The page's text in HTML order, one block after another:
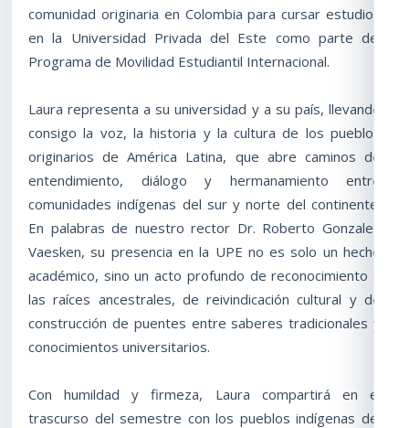
comunidad originaria en Colombia para cursar estudios
en la Universidad Privada del Este como parte del
Programa de Movilidad Estudiantil Internacional.
Laura representa a su universidad y a su país, llevando
consigo la voz, la historia y la cultura de los pueblos
originarios de América Latina, que abre caminos de
entendimiento, diálogo y hermanamiento entre
comunidades indígenas del sur y norte del continente.
En palabras de nuestro rector Dr. Roberto Gonzalez
Vaesken, su presencia en la UPE no es solo un hecho
académico, sino un acto profundo de reconocimiento a
las raíces ancestrales, de reivindicación cultural y de
construcción de puentes entre saberes tradicionales y
conocimientos universitarios.
Con humildad y firmeza, Laura compartirá en el
trascurso del semestre con los pueblos indígenas del